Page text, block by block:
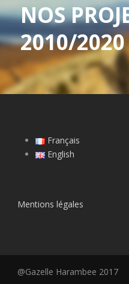
NOS
2010/2020
Français
English
Mentions légales
@Gazelle Harambee 2017